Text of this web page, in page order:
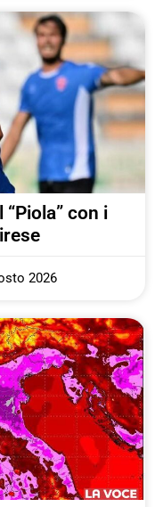
con i
2026